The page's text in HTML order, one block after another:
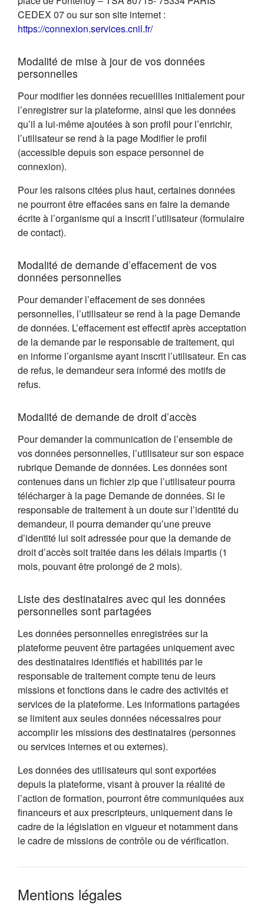
CEDEX 07 ou sur son site internet :
https://connexion.services.cnil.fr/(s'ouvre dans un nouvel
Modalité de mise à jour de vos données
personnelles
Pour modifier les données recueillies initialement pour
l’enregistrer sur la plateforme, ainsi que les données
qu’il a lui-même ajoutées à son profil pour l’enrichir,
l’utilisateur se rend à la page Modifier le profil
(accessible depuis son espace personnel de
connexion).
Pour les raisons citées plus haut, certaines données
ne pourront être effacées sans en faire la demande
écrite à l’organisme qui a inscrit l’utilisateur (formulaire
de contact).
Modalité de demande d’effacement de vos
données personnelles
Pour demander l’effacement de ses données
personnelles, l’utilisateur se rend à la page Demande
de données. L’effacement est effectif après acceptation
de la demande par le responsable de traitement, qui
en informe l’organisme ayant inscrit l’utilisateur. En cas
de refus, le demandeur sera informé des motifs de
refus.
Modalité de demande de droit d’accès
Pour demander la communication de l’ensemble de
vos données personnelles, l’utilisateur sur son espace
rubrique Demande de données. Les données sont
contenues dans un fichier zip que l’utilisateur pourra
télécharger à la page Demande de données. Si le
responsable de traitement à un doute sur l’identité du
demandeur, il pourra demander qu’une preuve
d’identité lui soit adressée pour que la demande de
droit d’accès soit traitée dans les délais impartis (1
mois, pouvant être prolongé de 2 mois).
Liste des destinataires avec qui les données
personnelles sont partagées
Les données personnelles enregistrées sur la
plateforme peuvent être partagées uniquement avec
des destinataires identifiés et habilités par le
responsable de traitement compte tenu de leurs
missions et fonctions dans le cadre des activités et
services de la plateforme. Les informations partagées
se limitent aux seules données nécessaires pour
accomplir les missions des destinataires (personnes
ou services internes et ou externes).
Les données des utilisateurs qui sont exportées
depuis la plateforme, visant à prouver la réalité de
l’action de formation, pourront être communiquées aux
financeurs et aux prescripteurs, uniquement dans le
cadre de la législation en vigueur et notamment dans
le cadre de missions de contrôle ou de vérification.
Mentions légales